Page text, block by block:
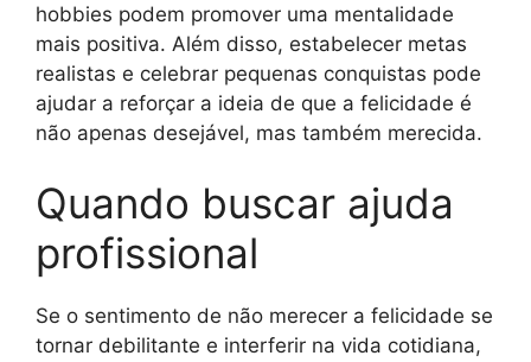
hobbies podem promover uma mentalidade
mais positiva. Além disso, estabelecer metas
realistas e celebrar pequenas conquistas pode
ajudar a reforçar a ideia de que a felicidade é
não apenas desejável, mas também merecida.
Quando buscar ajuda
profissional
Se o sentimento de não merecer a felicidade se
tornar debilitante e interferir na vida cotidiana,